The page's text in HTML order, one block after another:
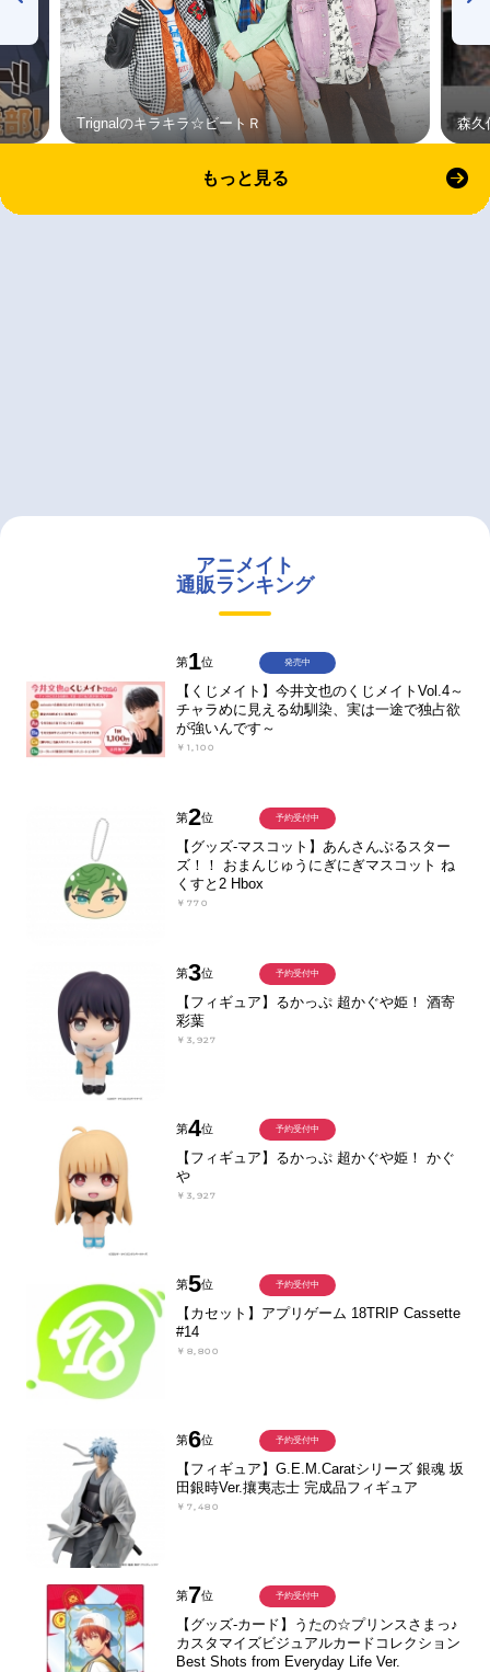
Trignalのキラキラ☆ビートＲ 森久
もっと見る
アニメイト
通販ランキング
第1位
【くじメイト】今井文也のくじメイトVol.4～
チャラめに見える幼馴染、実は一途で独占欲
が強いんです～
￥1,100
発売中
第2位
【グッズ-マスコット】あんさんぶるスター
ズ！！ おまんじゅうにぎにぎマスコット ね
くすと2 Hbox
￥770
予約受付中
第3位
【フィギュア】るかっぷ 超かぐや姫！ 酒寄
彩葉
￥3,927
予約受付中
第4位
【フィギュア】るかっぷ 超かぐや姫！ かぐ
や
￥3,927
予約受付中
第5位
【カセット】アプリゲーム 18TRIP Cassette
#14
￥8,800
予約受付中
第6位
【フィギュア】G.E.M.Caratシリーズ 銀魂 坂
田銀時Ver.攘夷志士 完成品フィギュア
￥7,480
予約受付中
第7位
【グッズ-カード】うたの☆プリンスさまっ♪
カスタマイズビジュアルカードコレクション
Best Shots from Everyday Life Ver.
予約受付中